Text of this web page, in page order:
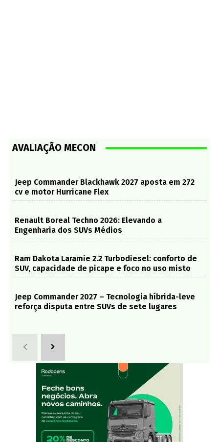
AVALIAÇÃO MECON
Jeep Commander Blackhawk 2027 aposta em 272
cv e motor Hurricane Flex
Renault Boreal Techno 2026: Elevando a
Engenharia dos SUVs Médios
Ram Dakota Laramie 2.2 Turbodiesel: conforto de
SUV, capacidade de picape e foco no uso misto
Jeep Commander 2027 – Tecnologia híbrida-leve
reforça disputa entre SUVs de sete lugares